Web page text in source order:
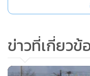
เป็นป่าใช้สอย และป่าอ
ข่าวที่เกี่ยวข้